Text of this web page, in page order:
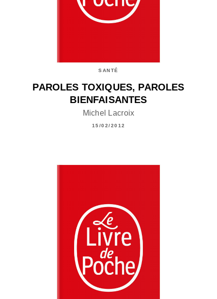
SANTÉ
PAROLES TOXIQUES, PAROLES
BIENFAISANTES
Michel Lacroix
15/02/2012